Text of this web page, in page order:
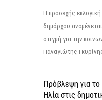
Η προσεχής
δημάρχου
στιγμή για την
Παναγιώτης
Πρόβλεψη για
Ηλία στις